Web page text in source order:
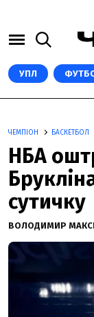
УПЛ
ЧЕМПІОН БАСКЕТБОЛ
НБА
сутичку
ВОЛОДИМИР